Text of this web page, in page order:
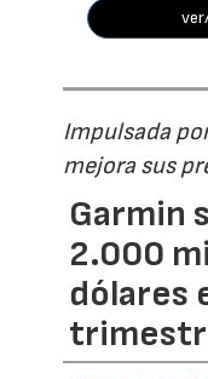
Impulsada
mejora sus
Garmin
2.000
dólares